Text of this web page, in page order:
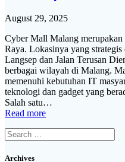
August 29, 2025
Cyber Mall Malang
Raya. Lokasinya yang
Langsep dan Jalan Terusan
berbagai wilayah di Malang.
memenuhi kebutuhan IT
teknologi dan gadget yang
Salah satu…
Read more
Search
for:
Archives